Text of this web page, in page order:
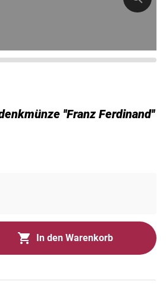
''Franz Ferdinand''
In den Warenkorb